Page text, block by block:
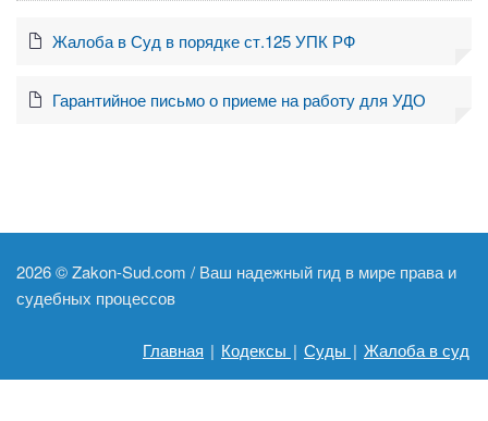
Жалоба в Суд в порядке ст.125 УПК РФ
Гарантийное письмо о приеме на работу для УДО
2026 ©Zakon-Sud.com / Ваш надежный гид в мире права и
судебных процессов
Главная | Кодексы | Суды | Жалоба в суд